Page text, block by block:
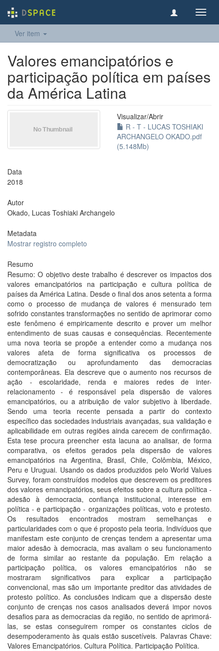
Ver item
Valores emancipatórios e
participação política em países
da América Latina
Visualizar/Abrir
R - T - LUCAS TOSHIAKI
ARCHANGELO OKADO.pdf
(5.148Mb)
Data
2018
Autor
Okado, Lucas Toshiaki Archangelo
Metadata
Mostrar registro completo
Resumo
Resumo: O objetivo deste trabalho é descrever os impactos dos
valores emancipatórios na participação e cultura política de
países da América Latina. Desde o final dos anos setenta a forma
como o processo de mudança de valores é mensurado tem
sofrido constantes transformações no sentido de aprimorar como
este fenômeno é empiricamente descrito e prover um melhor
entendimento de suas causas e consequências. Recentemente
uma nova teoria se propõe a entender como a mudança nos
valores afeta de forma significativa os processos de
democratização ou aprofundamento das democracias
contemporâneas. Ela descreve que o aumento nos recursos de
ação - escolaridade, renda e maiores redes de inter-
relacionamento - é responsável pela dispersão de valores
emancipatórios, ou a atribuição de valor subjetivo à liberdade.
Sendo uma teoria recente pensada a partir do contexto
específico das sociedades industriais avançadas, sua validação e
aplicabilidade em outras regiões ainda carecem de confirmação.
Esta tese procura preencher esta lacuna ao analisar, de forma
comparativa, os efeitos gerados pela dispersão de valores
emancipatórios na Argentina, Brasil, Chile, Colômbia, México,
Peru e Uruguai. Usando os dados produzidos pelo World Values
Survey, foram construídos modelos que descrevem os preditores
dos valores emancipatórios, seus efeitos sobre a cultura política -
adesão à democracia, confiança institucional, interesse em
política - e participação - organizações políticas, voto e protesto.
Os resultados encontrados mostram semelhanças e
particularidades com o que é proposto pela teoria. Indivíduos que
manifestam este conjunto de crenças tendem a apresentar uma
maior adesão à democracia, mas avaliam o seu funcionamento
de forma similar ao restante da população. Em relação a
participação política, os valores emancipatórios não se
mostraram significativos para explicar a participação
convencional, mas são um importante preditor das atividades de
protesto político. As conclusões indicam que a dispersão deste
conjunto de crenças nos casos analisados deverá impor novos
desafios para as democracias da região, no sentido de aprimorá-
las, se estas conseguirem romper os constantes ciclos de
desempoderamento às quais estão suscetíveis. Palavras Chave:
Valores Emancipatórios. Cultura Política. Participação Política.